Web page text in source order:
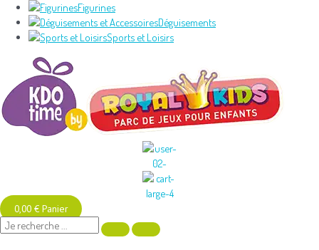
Figurines
Déguisements
Sports et Loisirs
0,00 € Panier